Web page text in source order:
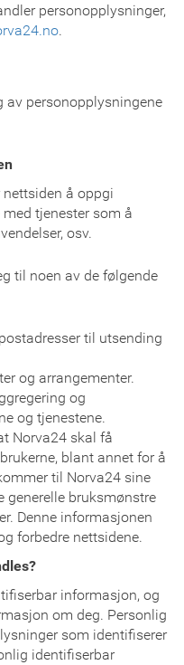
personopplysninger,
.
av personopplysningene
å oppgi
tjenester som å
osv.
til noen av de følgende
til utsending
og arrangementer.
og
og tjenestene.
Norva24 skal få
blant annet for å
til Norva24 sine
generelle bruksmønstre
Denne informasjonen
forbedre nettsidene.
informasjon, og
om deg. Personlig
som identifiserer
identifiserbar